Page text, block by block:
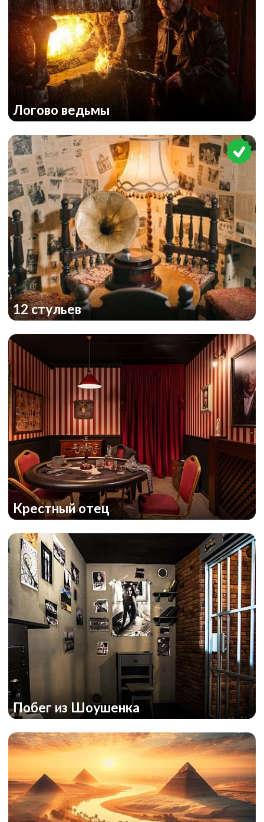
Resident Evil
The Prison
Рождественская история
U.P.
Логово ведьмы
12 стульев
Крестный отец
Побег из Шоушенка